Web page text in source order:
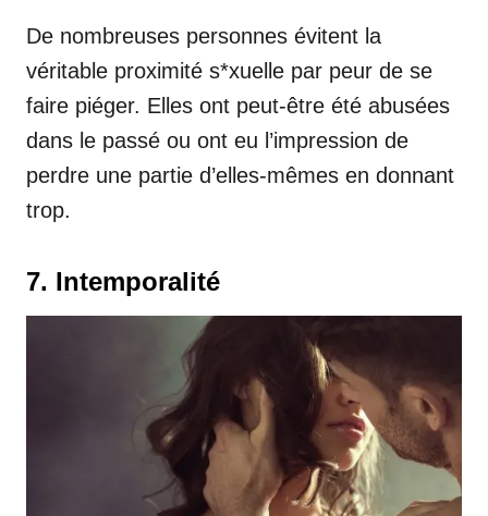
De nombreuses personnes évitent la
véritable proximité s*xuelle par peur de se
faire piéger. Elles ont peut-être été abusées
dans le passé ou ont eu l’impression de
perdre une partie d’elles-mêmes en donnant
trop.
7. Intemporalité